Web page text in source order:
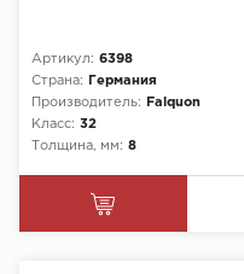
Артикул: 6398
Страна:
Германия
Производитель:
Falquon
Класс: 32
Толщина, мм: 8